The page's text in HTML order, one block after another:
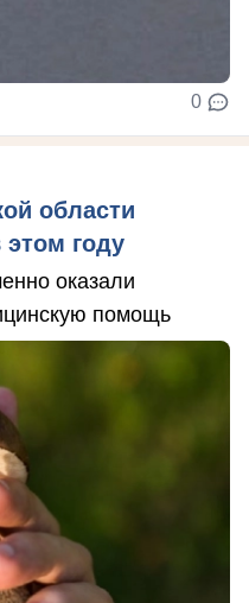
0
области
году
оказали
помощь